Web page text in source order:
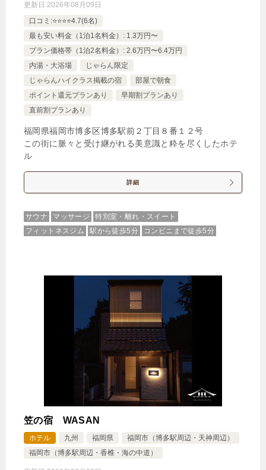
更新日:2026年08月09日
口コミ:⭐️⭐️⭐️⭐️4.7(6名)
最も安い料金（1泊1名料金）: 1.3万円〜
プラン価格帯（1泊2名料金）: 2.6万円〜6.4万円
内湯・大浴場
じゃらん限定
じゃらんハイクラス掲載の宿
部屋で朝食
ポイント還元プランあり
早期割プランあり
直前割プランあり
福岡県福岡市博多区博多駅前２丁目８番１２号
この街に脈々と受け継がれる美意識と粋を尽くしたホテ
ル
詳細
サウナ マッサージ
特別室・離れ・スイート
フィットネスジム
駅から徒歩5分 コンビニまで徒歩5分
笠の宿 WASAN
ホテル 九州 福岡県
福岡市（博多駅周辺・天神周辺）
福岡市（博多駅周辺・香椎・海の中道）